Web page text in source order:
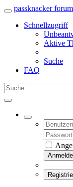
passknacker forum
Schnellzugriff
Aktive
Suche
FAQ